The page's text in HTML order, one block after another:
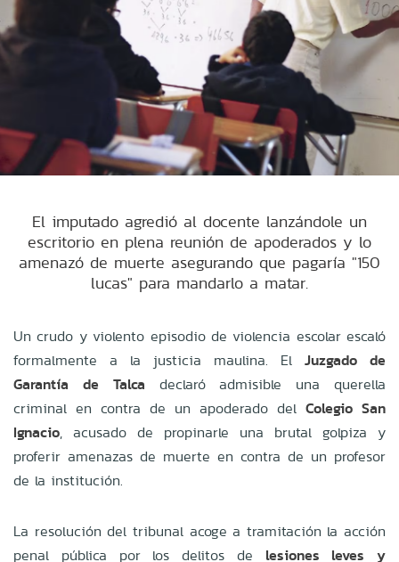
El imputado agredió al docente lanzándole un
escritorio en plena reunión de apoderados y lo
amenazó de muerte asegurando que pagaría "150
lucas" para mandarlo a matar.
Un crudo y violento episodio de violencia escolar escaló
formalmente a la justicia maulina. El Juzgado de
Garantía de Talca declaró admisible una querella
criminal en contra de un apoderado del Colegio San
Ignacio, acusado de propinarle una brutal golpiza y
proferir amenazas de muerte en contra de un profesor
de la institución.
La resolución del tribunal acoge a tramitación la acción
penal pública por los delitos de lesiones leves y